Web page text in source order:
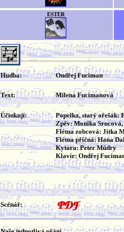
ESTER
Hudba: Ondřej Fuciman
Text: Milena Fucimanová
Účinkují:
Popelka, starý ořešák:
Zpěv: Monika
Flétna zobcová: Jitka
Flétna příčná: Hana
Kytara: Peter Múdry
Klavír: Ondřej
Scénář: